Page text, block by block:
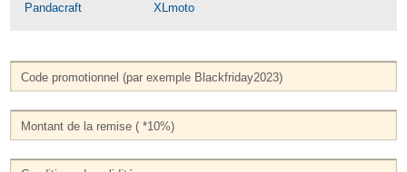
Pandacraft
XLmoto